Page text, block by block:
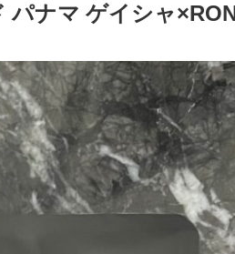
パナマ ゲイシャ×RON